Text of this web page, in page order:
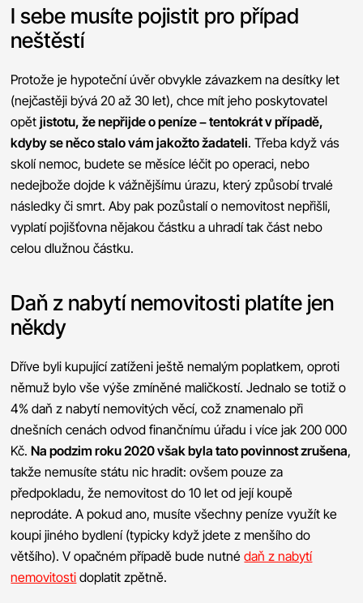
I sebe musíte pojistit pro případ
neštěstí
Protože je hypoteční úvěr obvykle závazkem na desítky let
(nejčastěji bývá 20 až 30 let), chce mít jeho poskytovatel
opětjistotu, že nepřijde o peníze – tentokrát v případě,
kdyby se něco stalo vám jakožto žadateli. Třeba když vás
skolí nemoc, budete se měsíce léčit po operaci, nebo
nedejbože dojde k vážnějšímu úrazu, který způsobí trvalé
následky či smrt. Aby pak pozůstalí o nemovitost nepřišli,
vyplatí pojišťovna nějakou částku a uhradí tak část nebo
celou dlužnou částku.
Daň z nabytí nemovitosti platíte jen
někdy
Dříve byli kupující zatíženi ještě nemalým poplatkem, oproti
němuž bylo vše výše zmíněné maličkostí. Jednalo se totiž o
4% daň z nabytí nemovitých věcí, což znamenalo při
dnešních cenách odvod finančnímu úřadu i více jak 200 000
Kč.Na podzim roku 2020 však byla tato povinnost zrušena,
takže nemusíte státu nic hradit: ovšem pouze za
předpokladu, že nemovitost do 10 let od její koupě
neprodáte. A pokud ano, musíte všechny peníze využít ke
koupi jiného bydlení (typicky když jdete z menšího do
většího). V opačném případě bude nutnédaň z nabytí
nemovitosti doplatit zpětně.